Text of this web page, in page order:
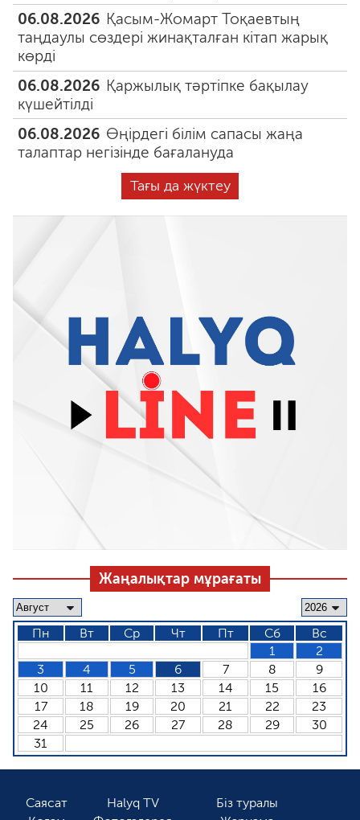
06.08.2026 Қасым-Жомарт Тоқаевтың
таңдаулы сөздері жинақталған кітап жарық
көрді
06.08.2026 Қаржылық тәртіпке бақылау
күшейтілді
06.08.2026 Өңірдегі білім сапасы жаңа
талаптар негізінде бағалануда
Тағы да жүктеу
Жаңалықтар мұрағаты
Пн Вт Ср Чт Пт Сб
Вс
1
2
3
4 5 6 7 8
9
10
11 12 13 14 15
16
17
18 19 20 21 22
23
24
25 26 27 28 29
30
31
Саясат
Halyq TV
Біз туралы